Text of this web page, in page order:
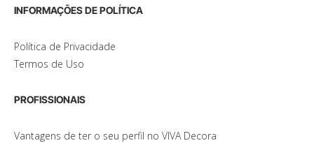
INFORMAÇÕES DE POLÍTICA
Política de Privacidade
Termos de Uso
PROFISSIONAIS
Vantagens de ter o seu perfil no VIVA Decora